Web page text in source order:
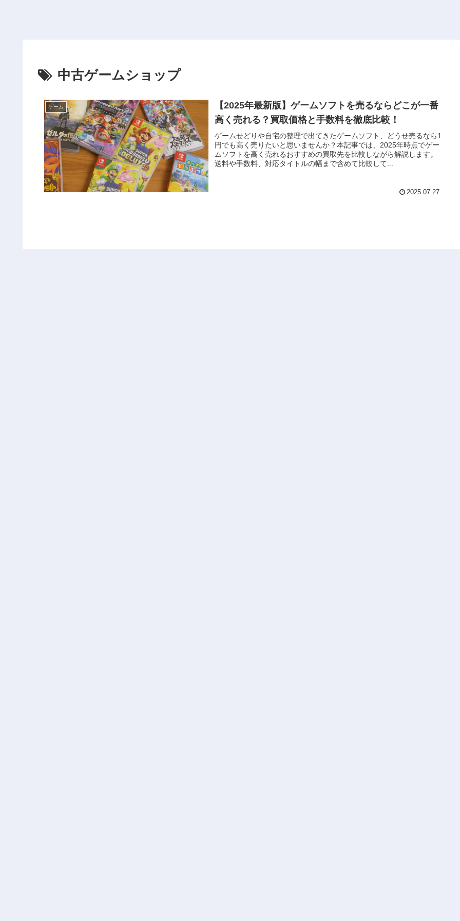
中古ゲームショップ
ゲーム
【2025年最新版】ゲームソフトを売るならどこが一番
高く売れる？買取価格と手数料を徹底比較！
ゲームせどりや自宅の整理で出てきたゲームソフト、どうせ売るなら1
円でも高く売りたいと思いませんか？本記事では、2025年時点でゲー
ムソフトを高く売れるおすすめの買取先を比較しながら解説します。
送料や手数料、対応タイトルの幅まで含めて比較して...
2025.07.27